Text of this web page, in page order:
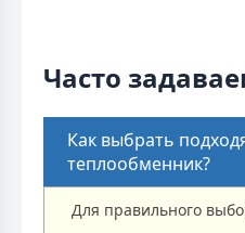
Часто
Как выбрать
теплообменник?
Для правильного